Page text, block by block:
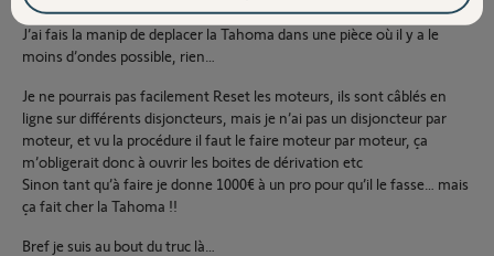
J’ai fais la manip de débrancher/rebrancher, rien…
J’ai fais la manip de deplacer la Tahoma dans une pièce où il y a le
moins d’ondes possible, rien…
Je ne pourrais pas facilement Reset les moteurs, ils sont câblés en
ligne sur différents disjoncteurs, mais je n’ai pas un disjoncteur par
moteur, et vu la procédure il faut le faire moteur par moteur, ça
m’obligerait donc à ouvrir les boites de dérivation etc
Sinon tant qu’à faire je donne 1000€ à un pro pour qu’il le fasse… mais
ça fait cher la Tahoma !!
Bref je suis au bout du truc là…